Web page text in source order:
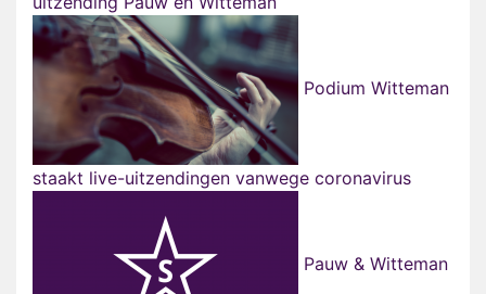
Podium Witteman
staakt live-uitzendingen vanwege coronavirus
Pauw & Witteman